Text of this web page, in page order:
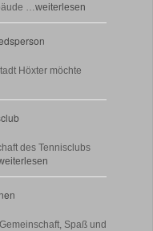
…weiterlesen
Höxter möchte
des Tennisclubs
Spaß und